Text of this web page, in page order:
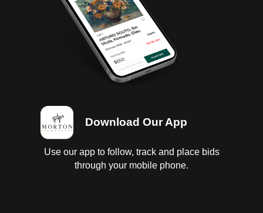
Download Our App
Use our app to follow, track and place bids
through your mobile phone.